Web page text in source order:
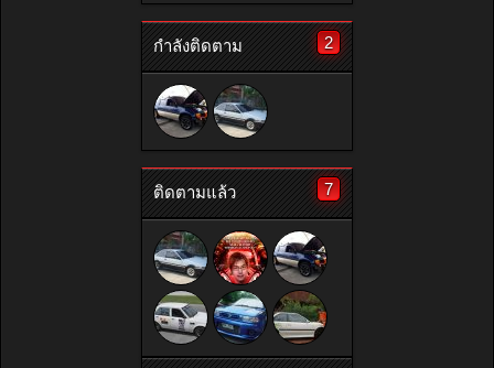
กำลังติดตาม 2
ติดตามแล้ว 7